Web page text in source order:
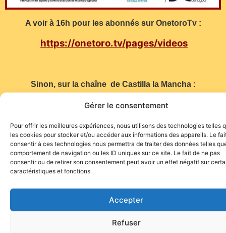
Gérer le consentement
Pour offrir les meilleures expériences, nous utilisons des technologies telles
les cookies pour stocker et/ou accéder aux informations des appareils. Le
consentir à ces technologies nous permettra de traiter des données telles
comportement de navigation ou les ID uniques sur ce site. Le fait de ne pas
consentir ou de retirer son consentement peut avoir un effet négatif sur
caractéristiques et fonctions.
Accepter
Refuser
A voir à 16h pour les abonnés sur OnetoroTv :
https://onetoro.tv/pages/videos
Sinon, sur la chaîne de Castilla la Mancha :
https://www.cmmedia.es/tv/toros